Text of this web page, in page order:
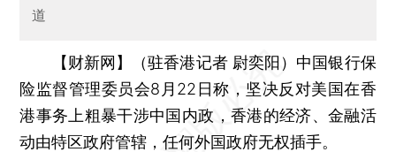
道
【财新网】（驻香港记者 尉奕阳） 中国银行保
险监督管理委员会8月22日称，坚决反对美国在香
港事务上粗暴干涉中国内政，香港的经济、金融活
动由特区政府管辖，任何外国政府无权插手。